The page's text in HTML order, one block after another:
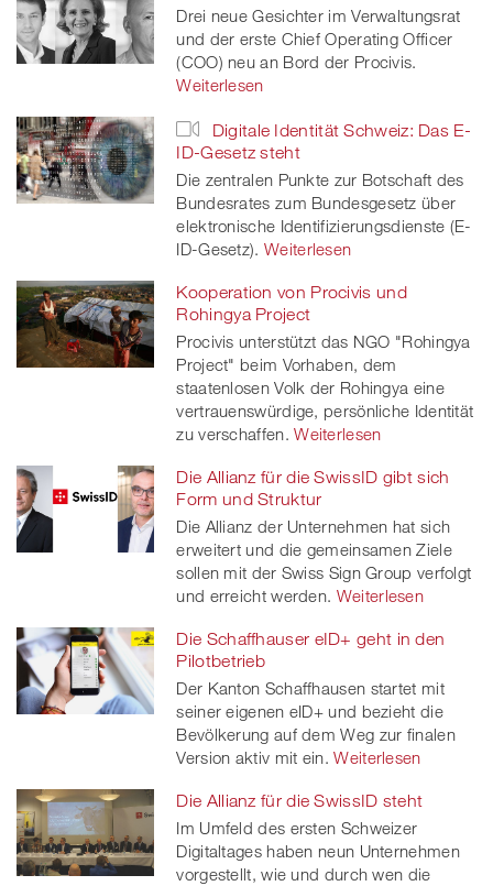
Drei neue Gesichter im Verwaltungsrat
und der erste Chief Operating Officer
(COO) neu an Bord der Procivis.
Weiterlesen
Digitale Identität Schweiz: Das E-
ID-Gesetz steht
Die zentralen Punkte zur Botschaft des
Bundesrates zum Bundesgesetz über
elektronische Identifizierungsdienste (E-
ID-Gesetz). Weiterlesen
Kooperation von Procivis und
Rohingya Project
Procivis unterstützt das NGO "Rohingya
Project" beim Vorhaben, dem
staatenlosen Volk der Rohingya eine
vertrauenswürdige, persönliche Identität
zu verschaffen. Weiterlesen
Die Allianz für die SwissID gibt sich
Form und Struktur
Die Allianz der Unternehmen hat sich
erweitert und die gemeinsamen Ziele
sollen mit der Swiss Sign Group verfolgt
und erreicht werden. Weiterlesen
Die Schaffhauser eID+ geht in den
Pilotbetrieb
Der Kanton Schaffhausen startet mit
seiner eigenen eID+ und bezieht die
Bevölkerung auf dem Weg zur finalen
Version aktiv mit ein. Weiterlesen
Die Allianz für die SwissID steht
Im Umfeld des ersten Schweizer
Digitaltages haben neun Unternehmen
vorgestellt, wie und durch wen die